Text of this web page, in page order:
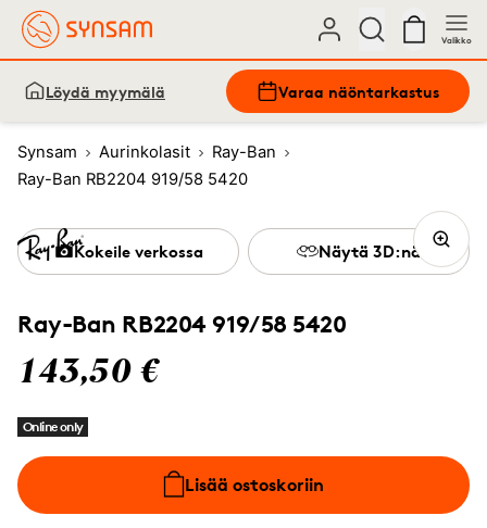
Valikko
Löydä myymälä Varaa näöntarkastus
Synsam Aurinkolasit
Ray-Ban
Ray-Ban RB2204 919/58 5420
Ray-Ban RB2204 919/58 5420
143,50 €
Online only
Lisää ostoskoriin
Kokeile verkossa Näytä 3D:nä